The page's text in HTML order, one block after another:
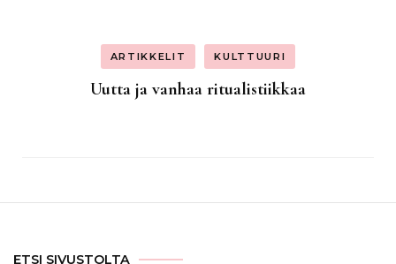
ARTIKKELIT KULTTUURI
Uutta ja vanhaa ritualistiikkaa
ETSI SIVUSTOLTA